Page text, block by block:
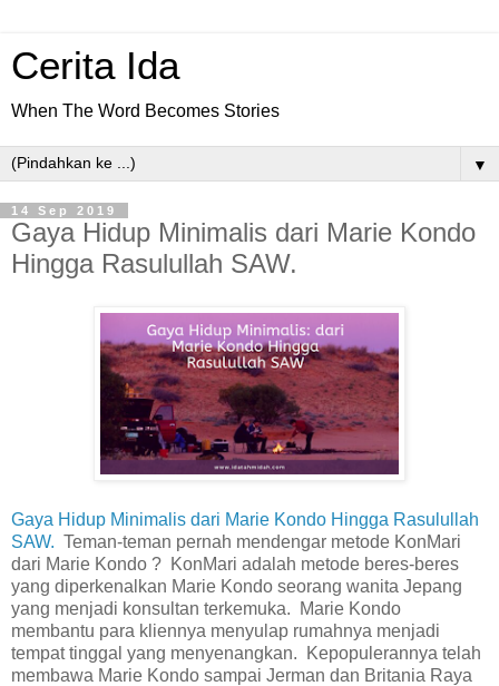
Cerita Ida
When The Word Becomes Stories
▼
14 Sep 2019
Gaya Hidup Minimalis dari Marie Kondo
Hingga Rasulullah SAW.
Gaya Hidup Minimalis dari Marie Kondo Hingga Rasulullah
SAW. Teman-teman pernah mendengar metode KonMari
dari Marie Kondo ? KonMari adalah metode beres-beres
yang diperkenalkan Marie Kondo seorang wanita Jepang
yang menjadi konsultan terkemuka. Marie Kondo
membantu para kliennya menyulap rumahnya menjadi
tempat tinggal yang menyenangkan. Kepopulerannya telah
membawa Marie Kondo sampai Jerman dan Britania Raya